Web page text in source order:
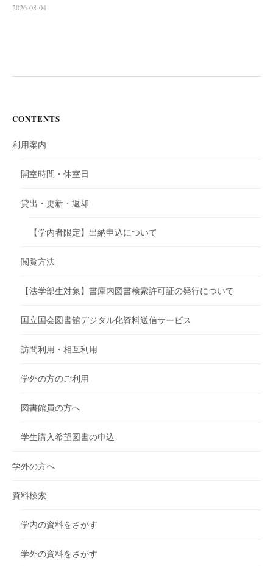
2026-08-04
CONTENTS
利用案内
開室時間・休室日
貸出・更新・返却
【学内者限定】出納申込について
閲覧方法
【法学部生対象】書庫内図書検索許可証の発行について
国立国会図書館デジタル化資料送信サービス
訪問利用・相互利用
学外の方のご利用
図書館員の方へ
学生購入希望図書の申込
学外の方へ
資料検索
学内の資料をさがす
学外の資料をさがす